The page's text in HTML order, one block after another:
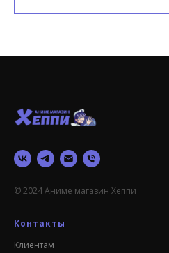
© 2024 Аниме магазин Хеппи
Контакты
Клиентам